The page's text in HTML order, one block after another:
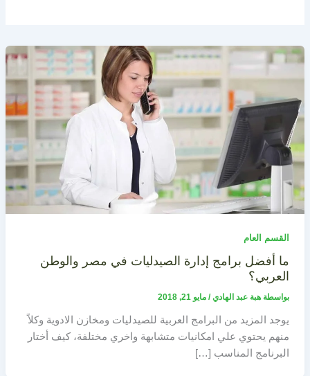
القسم العام
ما أفضل برامج إدارة الصيدليات في مصر والوطن
العربي؟
بواسطة هبة عبد الهادي/ مايو 21, 2018
يوجد المزيد من البرامج العربية للصيدليات ومخازن الادوية وكلاً
منهم يحتوي علي امكانيات متشابهة واخري مختلفة، كيف أختار
البرنامج المناسب […]